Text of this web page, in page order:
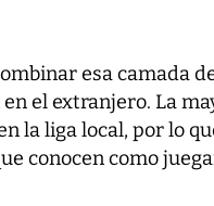
esa camada
el extranjero. La
la liga local, por lo
conocen como